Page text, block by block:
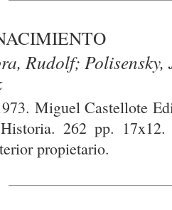
Rudolf;
Miguel Castellote
262 pp.
propietario.